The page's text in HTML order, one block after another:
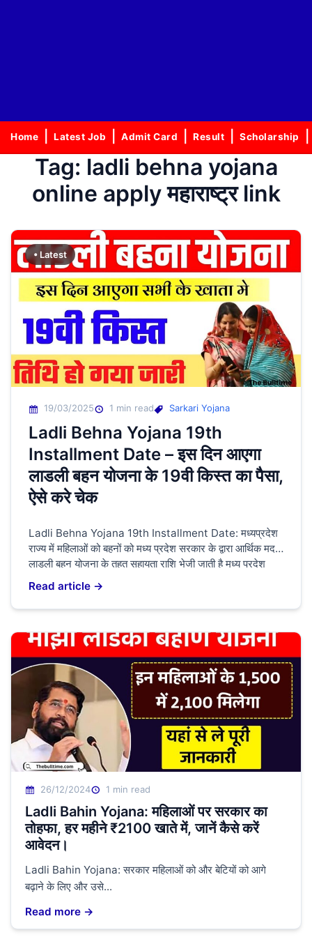
Home Latest Job Admit Card Result Scholarship
Tag: ladli behna yojana
online apply महाराष्ट्र link
• Latest
19/03/2025 1 min read Sarkari Yojana
Ladli Behna Yojana 19th
Installment Date – इस दिन आएगा
लाडली बहन योजना के 19वी किस्त का पैसा,
ऐसे करे चेक
Ladli Behna Yojana 19th Installment Date: मध्यप्रदेश
राज्य में महिलाओं को बहनों को मध्य प्रदेश सरकार के द्वारा आर्थिक मदद
लाडली बहन योजना के तहत सहायता राशि भेजी जाती है मध्य प्रदेश
महिलाओं के खाते में अभी तक 18 किस्त की राशि सभी के खाते में भेज
चुका है अब सभी लोग इंतजार कर रहे […]
Read article →
26/12/2024 1 min read
Ladli Bahin Yojana: महिलाओं पर सरकार का
तोहफा, हर महीने ₹2100 खाते में, जानें कैसे करें
आवेदन।
Ladli Bahin Yojana: सरकार महिलाओं को और बेटियों को आगे
बढ़ाने के लिए और उसे...
Read more →